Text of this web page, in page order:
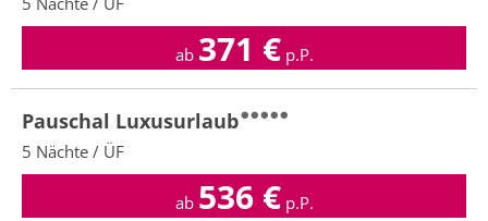
ab 371 € p.P.
Pauschal Luxusurlaub
5 Nächte / ÜF
ab 536€ p.P.